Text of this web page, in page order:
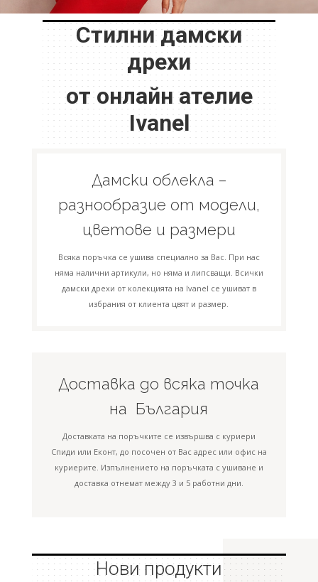
Стилни дамски
дрехи
от онлайн ателие
Ivanel
Дамски облекла –
разнообразие от модели,
цветове и размери
Всяка поръчка се ушива специално за Вас. При нас
няма налични артикули, но няма и липсващи. Всички
дамски дрехи от колекцията на Ivanel се ушиват в
избрания от клиента цвят и размер.
Доставка до всяка точка
на България
Доставката на поръчките се извършва с куриери
Спиди или Еконт, до посочен от Вас адрес или офис на
куриерите. Изпълнението на поръчката с ушиване и
доставка отнемат между 3 и 5 работни дни.
Нови продукти